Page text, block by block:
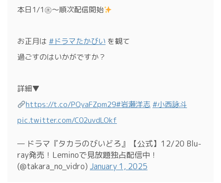
本日1/1㊌～順次配信開始
お正月は #ドラマたかびい を観て
過ごすのはいかがですか？
詳細▼
https://t.co/PQvaFZpm29#岩瀬洋志 #小西詠斗
pic.twitter.com/C02uvdLOkf
— ドラマ『タカラのびいどろ』【公式】12/20 Blu-
ray発売！Leminoで見放題独占配信中！
(@takara_no_vidro) January 1, 2025